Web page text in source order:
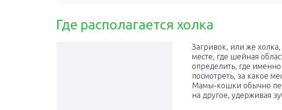
Где располагается холка
Загривок, или же холка,
месте, где шейная
определить, где
посмотреть, за какое
Мамы-кошки обычно
на другое, удерживая